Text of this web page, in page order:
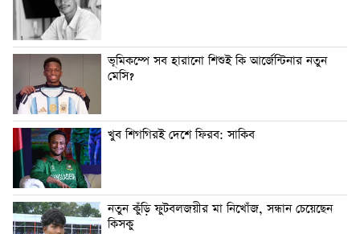
ভূমিকম্পে সব হারানো শিশুই কি আর্জেন্টিনার নতুন
মেসি?
খুব শিগগিরই দেশে ফিরব: সাকিব
নতুন কুঁড়ি ফুটবলজয়ীর মা নিখোঁজ, সন্ধান চেয়েছেন
কিসকু